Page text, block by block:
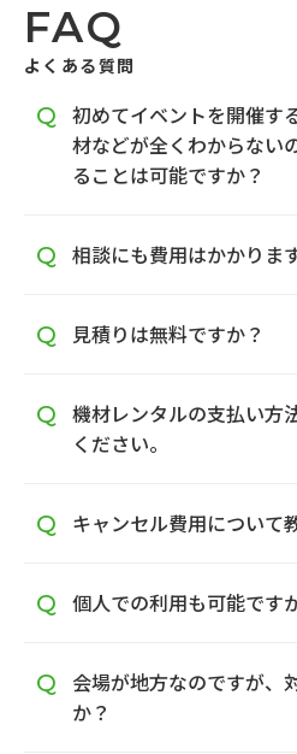
FAQ
よくある質問
初めてイベントを開催す
材などが全くわからない
ることは可能ですか？
相談にも費用はかかりま
見積りは無料ですか？
機材レンタルの支払い方
ください。
キャンセル費用について
個人での利用も可能です
会場が地方なのですが、
か？